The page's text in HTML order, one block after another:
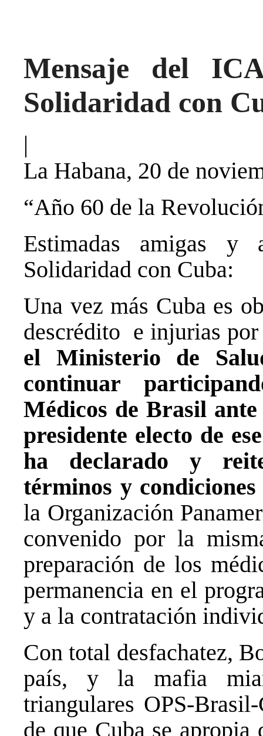
Mensaje del
Solidaridad con
|
La Habana, 20 de
“Año 60 de la
Estimadas amigas y
Solidaridad con Cuba:
Una vez más Cuba es
descrédito e injurias
el Ministerio de
continuar
Médicos de Brasil
presidente electo de
ha declarado y
términos y
la Organización
convenido por la
preparación de los
permanencia en el
y a la contratación
Con total desfachatez,
país, y la mafia
triangulares OPS-
de que Cuba se